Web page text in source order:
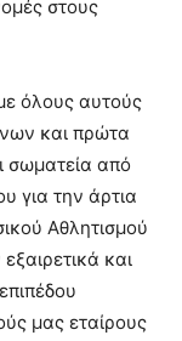
στους
όλους αυτούς
και πρώτα
σωματεία από
για την άρτια
Αθλητισμού
και
μας εταίρους